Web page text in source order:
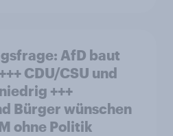
AfD baut
und
+++
Bürger wünschen
ohne Politik